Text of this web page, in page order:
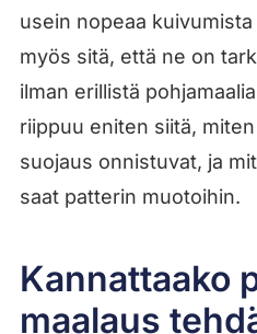
usein nopeaa
myös sitä, että ne on
ilman erillistä
riippuu eniten siitä,
suojaus onnistuvat, ja
saat patterin muotoihin.
Kannattaako
maalaus